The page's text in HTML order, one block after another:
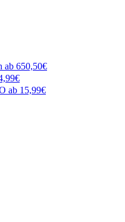
ab 650,50€
ab 15,99€